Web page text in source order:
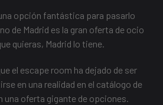
opción fantástica para pasarlo
de Madrid es la gran oferta de ocio
quieras, Madrid lo tiene.
el escape room ha dejado de ser
en una realidad en el catálogo de
una oferta gigante de opciones.